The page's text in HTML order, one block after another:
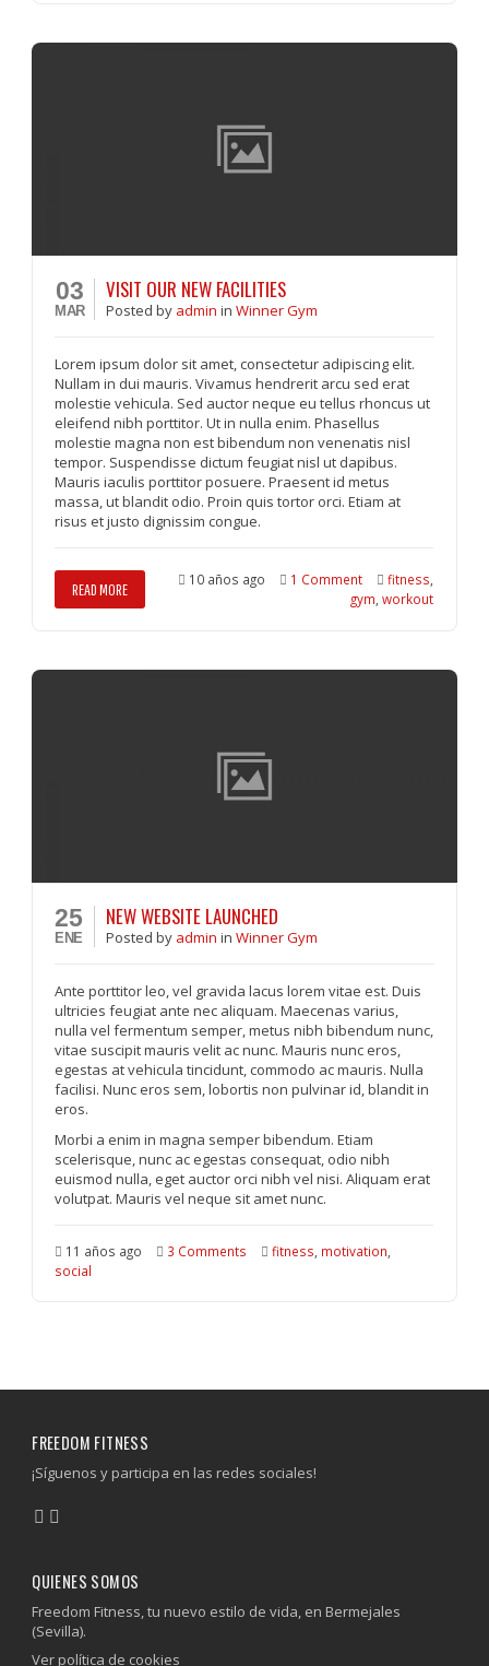
03
MAR
VISIT OUR NEW FACILITIES
Postedby admininWinner Gym
Lorem ipsum dolor sit amet, consectetur adipiscing elit.
Nullam in dui mauris. Vivamus hendrerit arcu sed erat
molestie vehicula. Sed auctor neque eu tellus rhoncus ut
eleifend nibh porttitor. Ut in nulla enim. Phasellus
molestie magna non est bibendum non venenatis nisl
tempor. Suspendisse dictum feugiat nisl ut dapibus.
Mauris iaculis porttitor posuere. Praesent id metus
massa, ut blandit odio. Proin quis tortor orci. Etiam at
risus et justo dignissim congue.
READ MORE
10 años ago 1 Comment fitness
gym ,workout
25
ENE
NEW WEBSITE LAUNCHED
Postedby admininWinner Gym
Ante porttitor leo, vel gravida lacus lorem vitae est. Duis
ultricies feugiat ante nec aliquam. Maecenas varius,
nulla vel fermentum semper, metus nibh bibendum nunc,
vitae suscipit mauris velit ac nunc. Mauris nunc eros,
egestas at vehicula tincidunt, commodo ac mauris. Nulla
facilisi. Nunc eros sem, lobortis non pulvinar id, blandit in
eros.
Morbi a enim in magna semper bibendum. Etiam
scelerisque, nunc ac egestas consequat, odio nibh
euismod nulla, eget auctor orci nibh vel nisi. Aliquam erat
volutpat. Mauris vel neque sit amet nunc.
11 años ago 3 Comments fitness motivation
social
FREEDOM FITNESS
¡Síguenos y participa en las redes sociales!
QUIENES SOMOS
Freedom Fitness, tu nuevo estilo de vida, en Bermejales
(Sevilla).
Ver política de cookies